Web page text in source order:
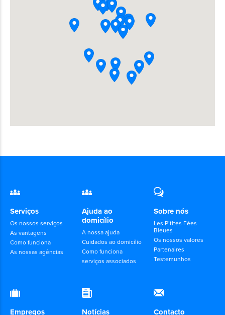
Serviços
Os nossos serviços
As vantagens
Como funciona
As nossas agências
Ajuda ao
domicílio
A nossa ajuda
Cuidados ao domicílio
Como funciona
serviços associados
Sobre nós
Les P’tites Fées
Bleues
Os nossos valores
Partenaires
Testemunhos
Empregos Notícias Contacto